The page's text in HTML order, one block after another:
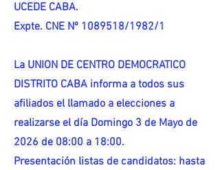
UCEDE CABA.
Expte. CNE Nº 1089518/1982/1
La UNION DE CENTRO DEMOCRATICO
DISTRITO CABA informa a todos sus
afiliados el llamado a elecciones a
realizarse el día Domingo 3 de Mayo de
2026 de 08:00 a 18:00.
Presentación listas de candidatos: hasta